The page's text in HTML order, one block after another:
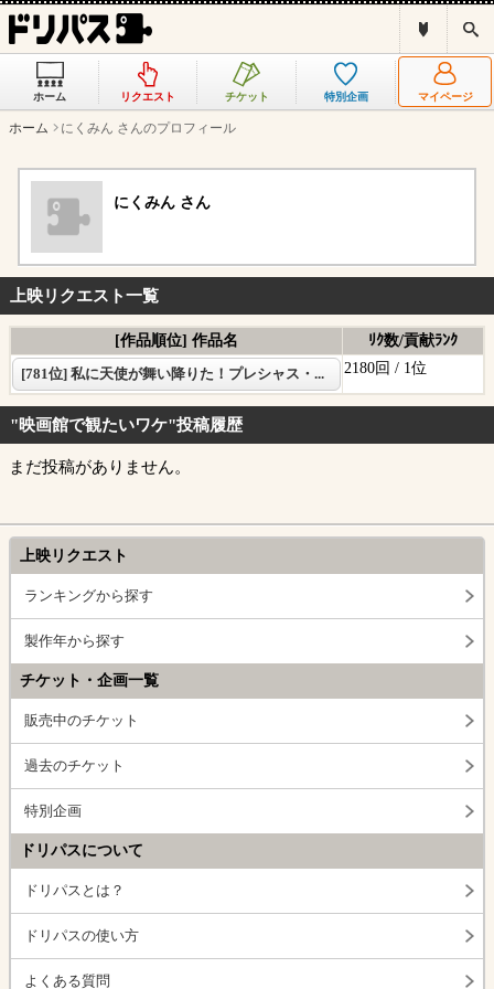
リ
ス
と
索
ホーム リクエスト チケット 特別企画 マイページ
ホーム にくみん さんのプロフィール
にくみん さん
上映リクエスト一覧
[作品順位] 作品名
ﾘｸ数/貢献ﾗﾝｸ
[781位] 私に天使が舞い降りた！プレシャス・...
2180回 / 1位
"映画館で観たいワケ"投稿履歴
まだ投稿がありません。
上映リクエスト
ランキングから探す
製作年から探す
チケット・企画一覧
販売中のチケット
過去のチケット
特別企画
ドリパスについて
ドリパスとは？
ドリパスの使い方
よくある質問